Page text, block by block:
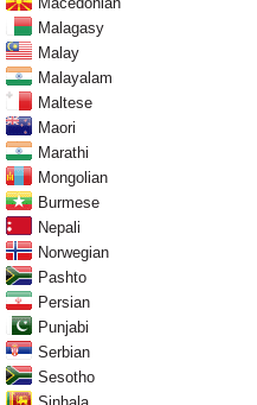
Malagasy
Malay
Malayalam
Maltese
Maori
Marathi
Mongolian
Burmese
Nepali
Norwegian
Pashto
Persian
Punjabi
Serbian
Sesotho